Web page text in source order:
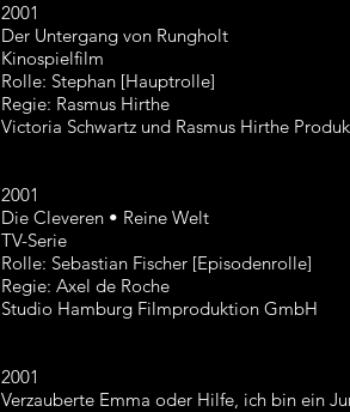
2001
Der Untergang von Rungholt
Kinospielfilm
Rolle: Stephan [Hauptrolle]
Regie: Rasmus Hirthe
Victoria Schwartz und Rasmus Hirthe
2001
Die Cleveren • Reine Welt
TV-Serie
Rolle: Sebastian Fischer [Episodenrolle]
Regie: Axel de Roche
Studio Hamburg Filmproduktion GmbH
2001
Verzauberte Emma oder Hilfe, ich bin ein